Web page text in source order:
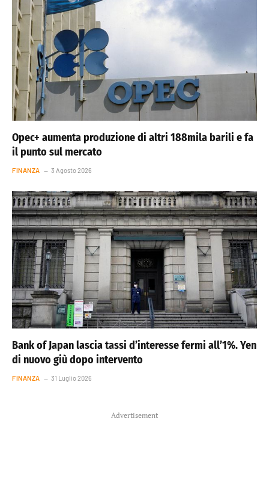
Opec+ aumenta produzione di altri 188mila barili e fa
il punto sul mercato
FINANZA 3 Agosto 2026
Bank of Japan lascia tassi d’interesse fermi all’1%. Yen
di nuovo giù dopo intervento
FINANZA 31 Luglio 2026
Advertisement